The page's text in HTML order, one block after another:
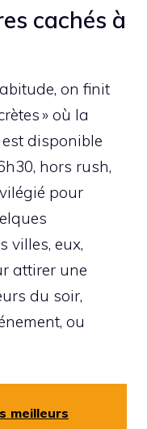
cachés à
on finit
» où la
disponible
hors rush,
pour
villes, eux,
attirer une
du soir,
ou
meilleurs